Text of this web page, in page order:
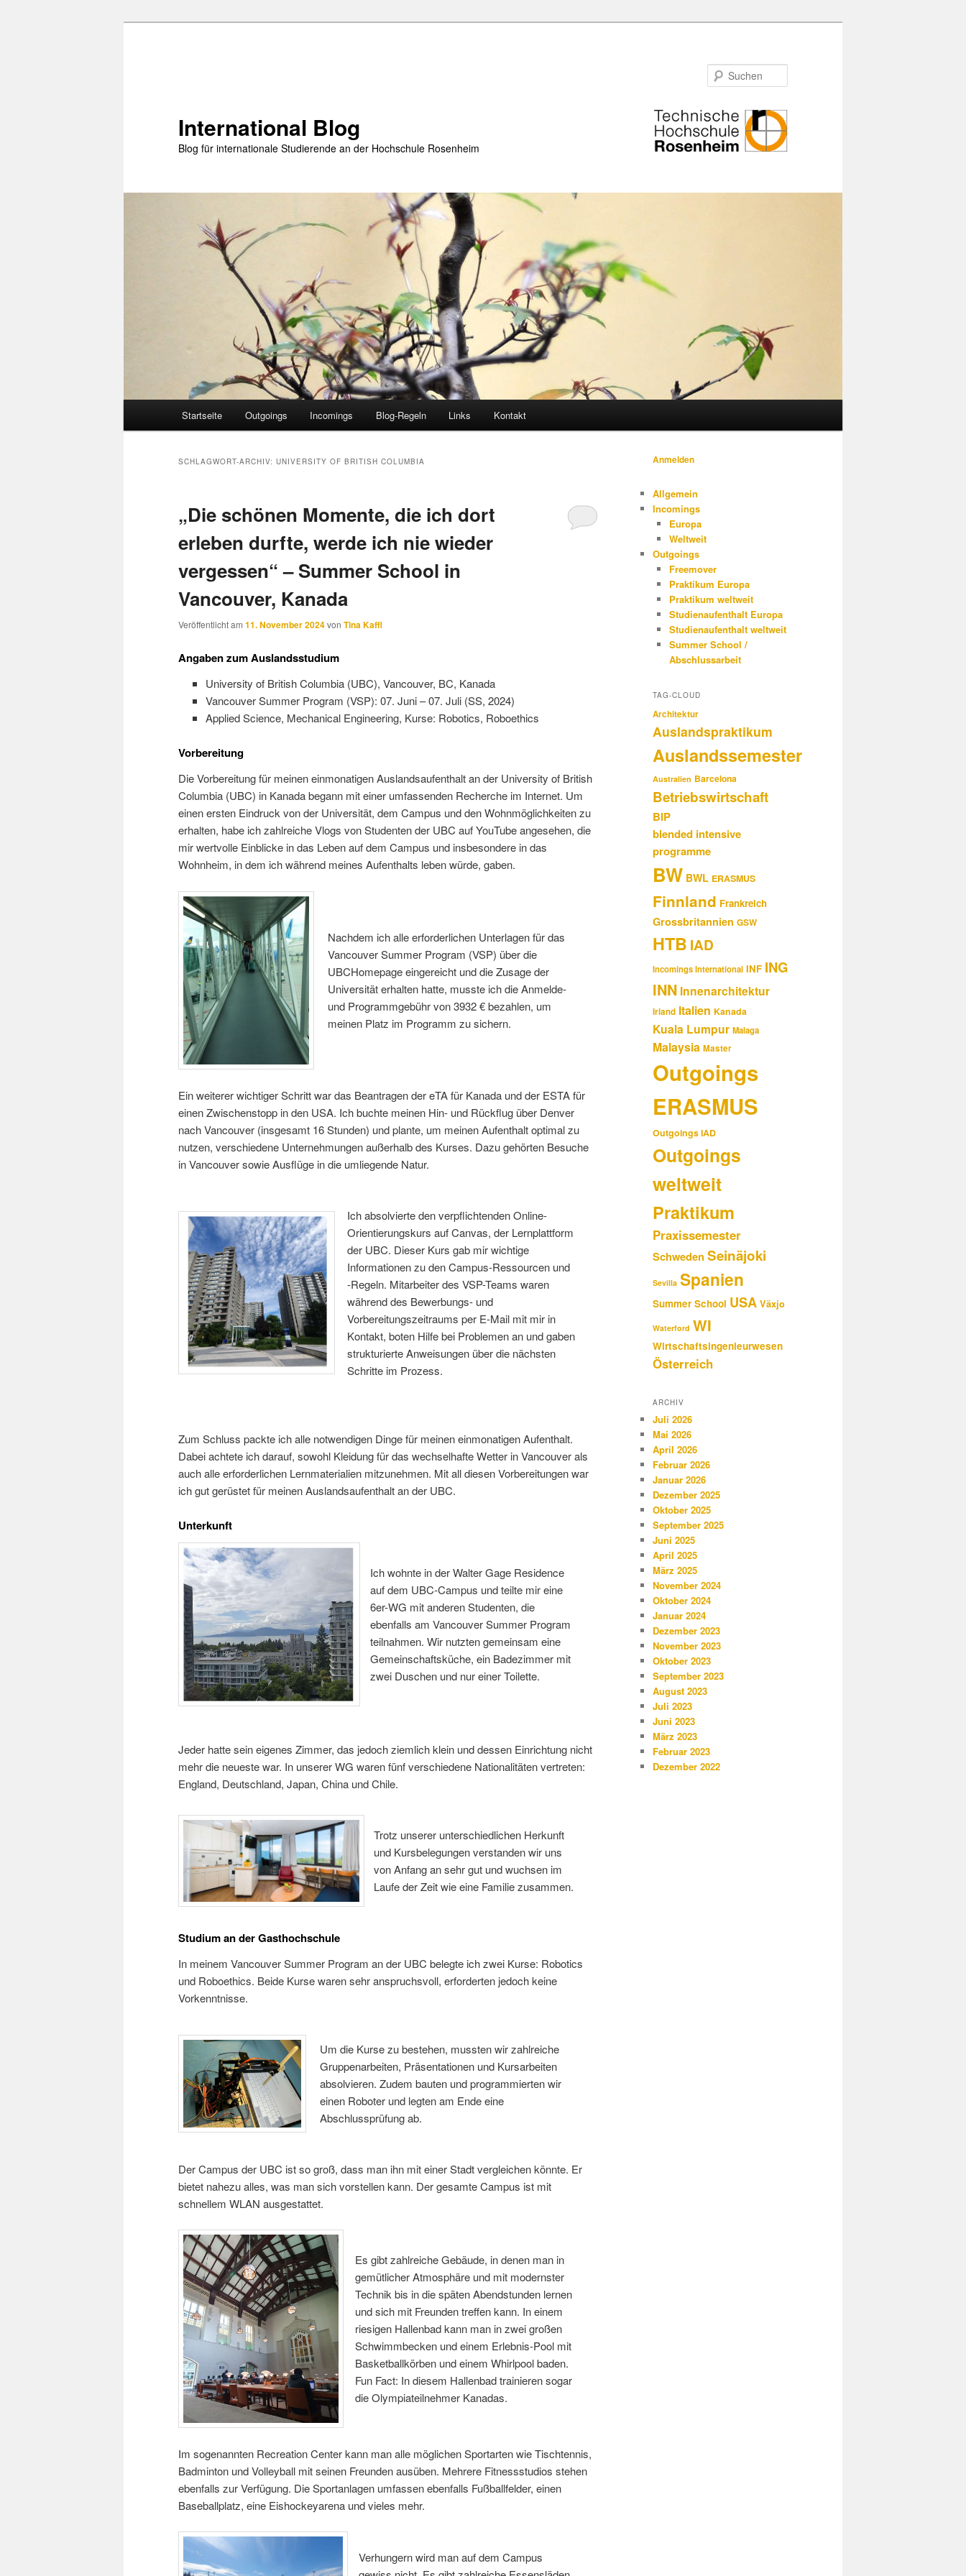
International Blog
Blog für internationale Studierende an der Hochschule Rosenheim
Startseite Outgoings Incomings Blog-Regeln Links Kontakt
SCHLAGWORT-ARCHIV: UNIVERSITY OF BRITISH COLUMBIA
„Die schönen Momente, die ich dort
erleben durfte, werde ich nie wieder
vergessen“ – Summer School in
Vancouver, Kanada
Veröffentlicht am 11. November 2024von Tina Kaffl
Angaben zum Auslandsstudium
University of British Columbia (UBC), Vancouver, BC, Kanada
Vancouver Summer Program (VSP): 07. Juni – 07. Juli (SS, 2024)
Applied Science, Mechanical Engineering, Kurse: Robotics, Roboethics
Vorbereitung
Die Vorbereitung für meinen einmonatigen Auslandsaufenthalt an der University of British
Columbia (UBC) in Kanada begann mit einer umfassenden Recherche im Internet. Um
einen ersten Eindruck von der Universität, dem Campus und den Wohnmöglichkeiten zu
erhalten, habe ich zahlreiche Vlogs von Studenten der UBC auf YouTube angesehen, die
mir wertvolle Einblicke in das Leben auf dem Campus und insbesondere in das
Wohnheim, in dem ich während meines Aufenthalts leben würde, gaben.
Nachdem ich alle erforderlichen Unterlagen für das
Vancouver Summer Program (VSP) über die
UBCHomepage eingereicht und die Zusage der
Universität erhalten hatte, musste ich die Anmelde-
und Programmgebühr von 3932 € bezahlen, um
meinen Platz im Programm zu sichern.
Ein weiterer wichtiger Schritt war das Beantragen der eTA für Kanada und der ESTA für
einen Zwischenstopp in den USA. Ich buchte meinen Hin- und Rückflug über Denver
nach Vancouver (insgesamt 16 Stunden) und plante, um meinen Aufenthalt optimal zu
nutzen, verschiedene Unternehmungen außerhalb des Kurses. Dazu gehörten Besuche
in Vancouver sowie Ausflüge in die umliegende Natur.
Ich absolvierte den verpflichtenden Online-
Orientierungskurs auf Canvas, der Lernplattform
der UBC. Dieser Kurs gab mir wichtige
Informationen zu den Campus-Ressourcen und
-Regeln. Mitarbeiter des VSP-Teams waren
während des Bewerbungs- und
Vorbereitungszeitraums per E-Mail mit mir in
Kontakt, boten Hilfe bei Problemen an und gaben
strukturierte Anweisungen über die nächsten
Schritte im Prozess.
Zum Schluss packte ich alle notwendigen Dinge für meinen einmonatigen Aufenthalt.
Dabei achtete ich darauf, sowohl Kleidung für das wechselhafte Wetter in Vancouver als
auch alle erforderlichen Lernmaterialien mitzunehmen. Mit all diesen Vorbereitungen war
ich gut gerüstet für meinen Auslandsaufenthalt an der UBC.
Unterkunft
Ich wohnte in der Walter Gage Residence
auf dem UBC-Campus und teilte mir eine
6er-WG mit anderen Studenten, die
ebenfalls am Vancouver Summer Program
teilnahmen. Wir nutzten gemeinsam eine
Gemeinschaftsküche, ein Badezimmer mit
zwei Duschen und nur einer Toilette.
Jeder hatte sein eigenes Zimmer, das jedoch ziemlich klein und dessen Einrichtung nicht
mehr die neueste war. In unserer WG waren fünf verschiedene Nationalitäten vertreten:
England, Deutschland, Japan, China und Chile.
Trotz unserer unterschiedlichen Herkunft
und Kursbelegungen verstanden wir uns
von Anfang an sehr gut und wuchsen im
Laufe der Zeit wie eine Familie zusammen.
Studium an der Gasthochschule
In meinem Vancouver Summer Program an der UBC belegte ich zwei Kurse: Robotics
und Roboethics. Beide Kurse waren sehr anspruchsvoll, erforderten jedoch keine
Vorkenntnisse.
Um die Kurse zu bestehen, mussten wir zahlreiche
Gruppenarbeiten, Präsentationen und Kursarbeiten
absolvieren. Zudem bauten und programmierten wir
einen Roboter und legten am Ende eine
Abschlussprüfung ab.
Der Campus der UBC ist so groß, dass man ihn mit einer Stadt vergleichen könnte. Er
bietet nahezu alles, was man sich vorstellen kann. Der gesamte Campus ist mit
schnellem WLAN ausgestattet.
Es gibt zahlreiche Gebäude, in denen man in
gemütlicher Atmosphäre und mit modernster
Technik bis in die späten Abendstunden lernen
und sich mit Freunden treffen kann. In einem
riesigen Hallenbad kann man in zwei großen
Schwimmbecken und einem Erlebnis-Pool mit
Basketballkörben und einem Whirlpool baden.
Fun Fact: In diesem Hallenbad trainieren sogar
die Olympiateilnehmer Kanadas.
Im sogenannten Recreation Center kann man alle möglichen Sportarten wie Tischtennis,
Badminton und Volleyball mit seinen Freunden ausüben. Mehrere Fitnessstudios stehen
ebenfalls zur Verfügung. Die Sportanlagen umfassen ebenfalls Fußballfelder, einen
Baseballplatz, eine Eishockeyarena und vieles mehr.
Verhungern wird man auf dem Campus
Anmelden
Allgemein
Incomings
Europa
Weltweit
Outgoings
Freemover
Praktikum Europa
Praktikum weltweit
Studienaufenthalt Europa
Studienaufenthalt weltweit
Summer School /
Abschlussarbeit
TAG-CLOUD
Architektur
Auslandspraktikum
Auslandssemester
Australien Barcelona
Betriebswirtschaft
BIP
blended intensive
programme
BW BWL ERASMUS
Finnland Frankreich
Grossbritannien GSW
HTB IAD
Incomings International INF ING
INN Innenarchitektur
Irland Italien Kanada
Kuala Lumpur Malaga
Malaysia Master
Outgoings
ERASMUS
Outgoings IAD
Outgoings
weltweit
Praktikum
Praxissemester
Schweden Seinäjoki
Sevilla Spanien
Summer School USA Växjo
Waterford WI
Wirtschaftsingenieurwesen
Österreich
ARCHIV
Juli 2026
Mai 2026
April 2026
Februar 2026
Januar 2026
Dezember 2025
Oktober 2025
September 2025
Juni 2025
April 2025
März 2025
November 2024
Oktober 2024
Januar 2024
Dezember 2023
November 2023
Oktober 2023
September 2023
August 2023
Juli 2023
Juni 2023
März 2023
Februar 2023
Dezember 2022